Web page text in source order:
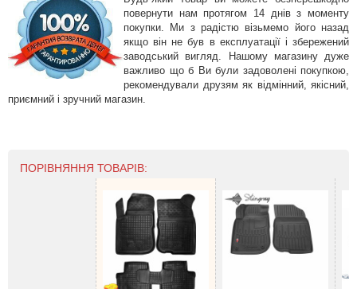
повернути нам протягом 14 днів з моменту
покупки. Ми з радістю візьмемо його назад
якщо він не був в експлуатації і збережений
заводський вигляд. Нашому магазину дуже
важливо що б Ви були задоволені покупкою,
рекомендували друзям як відмінний, якісний,
приємний і зручний магазин.
ПОРІВНЯННЯ ТОВАРІВ: